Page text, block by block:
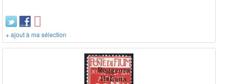
+ ajout à ma sélection